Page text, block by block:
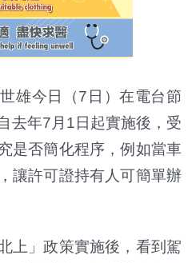
雄今日（7日）在電台節
去年7月1日起實施後，受
是否簡化程序，例如當車
讓許可證持有人可簡單辦
上」政策實施後，看到駕